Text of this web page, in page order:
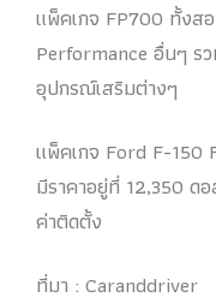
แพ็คเกจ FP700 ทั้งส
Performance อื่นๆ ร
อุปกรณ์เสริมต่างๆ
แพ็คเกจ Ford F-150
มีราคาอยู่ที่ 12,350 ด
ค่าติดตั้ง
ที่มา : Caranddriver